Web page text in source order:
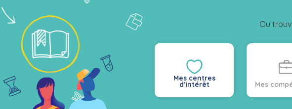
Ou
Mes centres
d’intérêt Mes